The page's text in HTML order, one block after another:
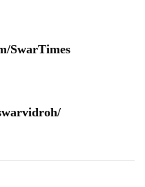
SwarTimes